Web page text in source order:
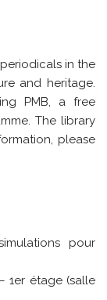
in the
and heritage.
PMB, a free
The library
please
pour
1er étage (salle